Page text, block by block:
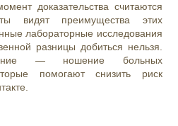
доказательства считаются
видят преимущества этих
лабораторные исследования
разницы добиться нельзя.
— ношение больных
помогают снизить риск